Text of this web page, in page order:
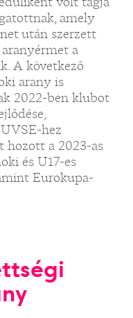
amely
után szerzett
a
A következő
arany is
2022-ben klubot
hez
hozott a 2023-as
és U17-es
Eurokupa-